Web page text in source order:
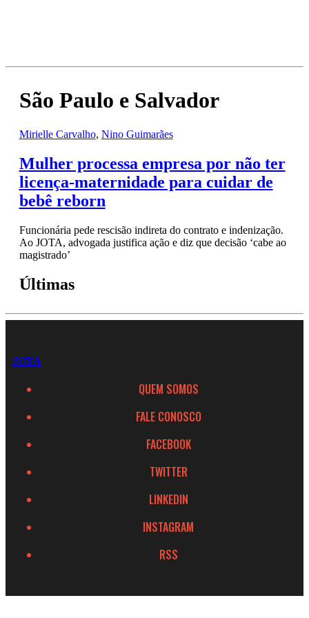
São Paulo e Salvador
Mirielle Carvalho, Nino Guimarães
Mulher processa empresa por não ter
licença-maternidade para cuidar de
bebê reborn
Funcionária pede rescisão indireta do contrato e indenização.
Ao JOTA, advogada justifica ação e diz que decisão ‘cabe ao
magistrado’
Últimas
JOTA
QUEM SOMOS
FALE CONOSCO
FACEBOOK
TWITTER
LINKEDIN
INSTAGRAM
RSS